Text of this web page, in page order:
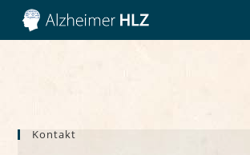
Preskoči
sadržaj
Kontakt